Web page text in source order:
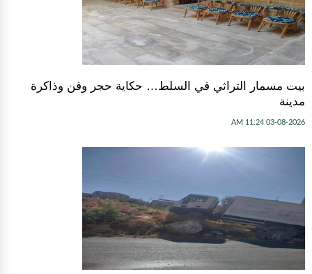
بيت مسمار التراثي في السلط… حكاية حجر وفن وذاكرة
مدينة
03-08-2026 11:24 AM